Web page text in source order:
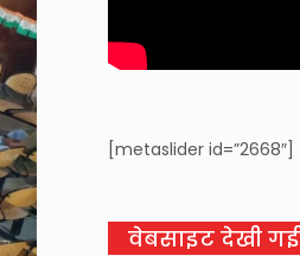
[metaslider id=”2668″]
वेबसाइट देखी गई